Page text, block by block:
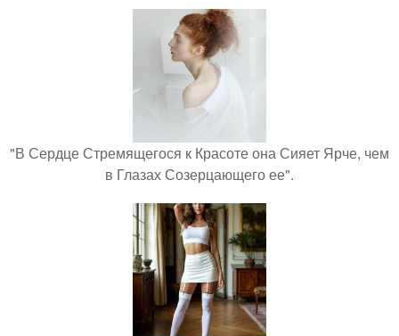
"В Сердце Стремящегося к Красоте она Сияет Ярче, чем
в Глазах Созерцающего ее".